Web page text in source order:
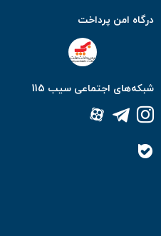
درگاه امن پرداخت
شبکه‌های اجتماعی سیب 115